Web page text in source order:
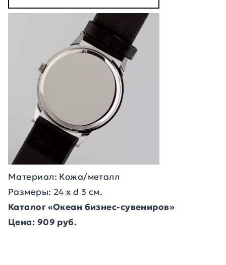
Материал: Кожа/металл
Размеры: 24 х d 3 см.
Каталог «Океан бизнес-сувениров»
Цена: 909 руб.